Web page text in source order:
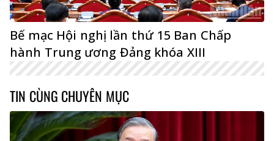
Bế mạc Hội nghị lần thứ 15 Ban Chấp
hành Trung ương Đảng khóa XIII
TIN CÙNG CHUYÊN MỤC